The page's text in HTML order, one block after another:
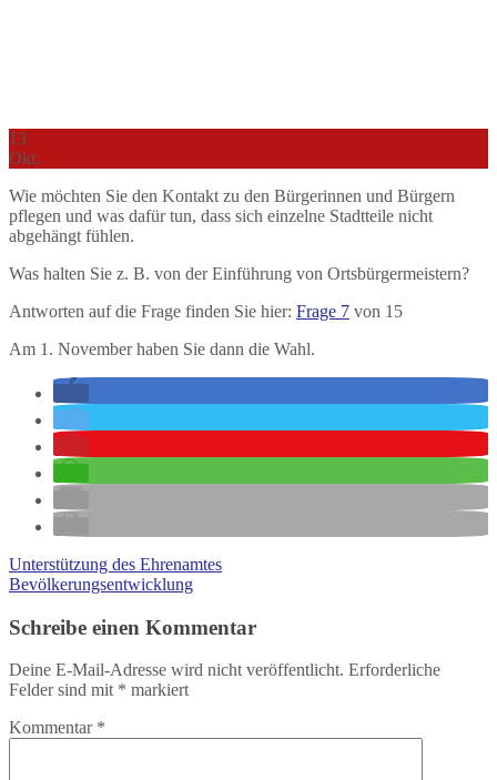
13
Okt.
Wie möchten Sie den Kontakt zu den Bürgerinnen und Bürgern
pflegen und was dafür tun, dass sich einzelne Stadtteile nicht
abgehängt fühlen.
Was halten Sie z. B. von der Einführung von Ortsbürgermeistern?
Antworten auf die Frage finden Sie hier: Frage 7 von 15
Am 1. November haben Sie dann die Wahl.
Unterstützung des Ehrenamtes
Bevölkerungsentwicklung
Schreibe einen Kommentar
Deine E-Mail-Adresse wird nicht veröffentlicht. Erforderliche
Felder sind mit * markiert
Kommentar *